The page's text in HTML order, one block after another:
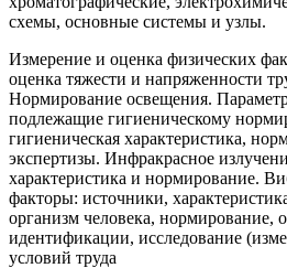
схемы, основные системы и узлы.
Измерение и оценка физических
оценка тяжести и напряженности
Нормирование освещения.
подлежащие гигиеническому
гигиеническая характеристика,
экспертизы. Инфракрасное
характеристика и нормирование.
факторы: источники,
организм человека, нормирование,
идентификации, исследование
условий труда